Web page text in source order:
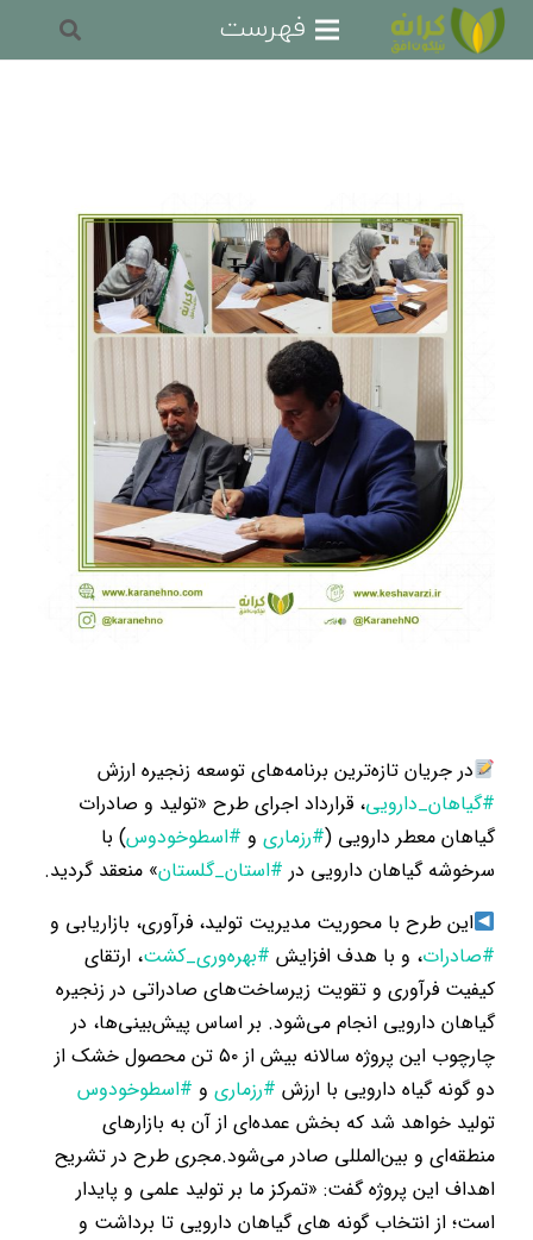
فهرست
در جریان تازه‌ترین برنامه‌های توسعه زنجیره ارزش
#گیاهان_دارویی، قرارداد اجرای طرح «تولید و صادرات
گیاهان معطر دارویی (#رزماری و #اسطوخودوس) با
سرخوشه گیاهان دارویی در #استان_گلستان» منعقد گردید.
این طرح با محوریت مدیریت تولید، فرآوری، بازاریابی و
#صادرات، و با هدف افزایش #بهره‌وری_کشت، ارتقای
کیفیت فرآوری و تقویت زیرساخت‌های صادراتی در زنجیره
گیاهان دارویی انجام می‌شود. بر اساس پیش‌بینی‌ها، در
چارچوب این پروژه سالانه بیش از ۵۰ تن محصول خشک از
دو گونه گیاه دارویی با ارزش #رزماری و #اسطوخودوس
تولید خواهد شد که بخش عمده‌ای از آن به بازارهای
منطقه‌ای و بین‌المللی صادر می‌شود.مجری طرح در تشریح
اهداف این پروژه گفت: «تمرکز ما بر تولید علمی و پایدار
است؛ از انتخاب گونه های گیاهان دارویی تا برداشت و